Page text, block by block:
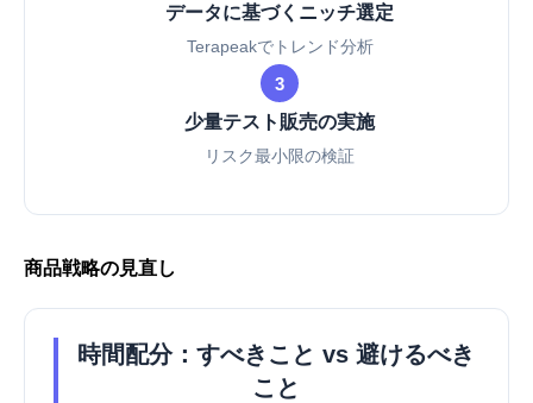
データに基づくニッチ選定
Terapeakでトレンド分析
3
少量テスト販売の実施
リスク最小限の検証
商品戦略の見直し
時間配分：すべきこと vs 避けるべき
こと